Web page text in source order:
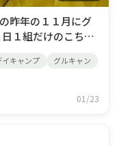
昨年の１１月にグ
１組だけのこちら
感がたまりません
ましたよ😘
イキャンプ グルキャン
01/23